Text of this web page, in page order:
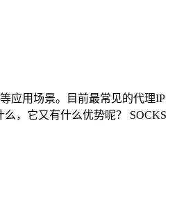
应用场景。目前最常见的代理IP
，它又有什么优势呢？ SOCKS